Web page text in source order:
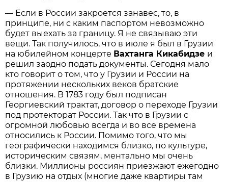
— Если в России закроется занавес, то, в
принципе, ни с каким паспортом невозможно
будет выехать за границу. Я не связываю эти
вещи. Так получилось, что в июле я был в Грузии
на юбилейном концерте Вахтанга Кикабидзе и
решил заодно подать документы. Сегодня мало
кто говорит о том, что у Грузии и России на
протяжении нескольких веков братские
отношения. В 1783 году был подписан
Георгиевский трактат, договор о переходе Грузии
под протекторат России. Так что в Грузии с
огромной любовью всегда и во все времена
относились к России. Помимо того, что мы
географически находимся близко, по культуре,
историческим связям, ментально мы очень
близки. Миллионы россиян приезжают ежегодно
в Грузию на отдых (многие даже квартиры там